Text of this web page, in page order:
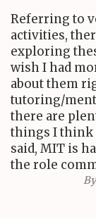
Referring to
activities,
exploring
wish I had
about them
tutoring/
there are
things I think
said, MIT is
the role